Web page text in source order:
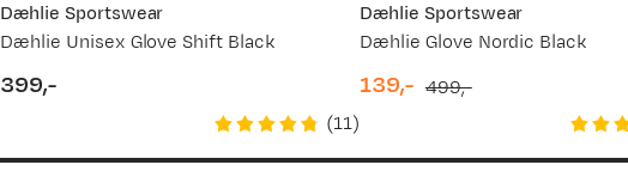
Dæhlie Sportswear
Dæhlie Unisex Glove Shift Black
399,-
(11)
Dæhlie Sportswear
Dæhlie Glove Nordic Black
139,- 499,-